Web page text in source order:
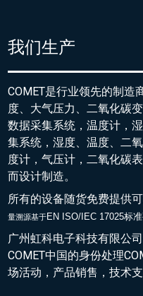
我们生产
COMET是行业领先的制造
度、大气压力、二氧化碳
数据采集系统，温度计，
集系统，湿度、温度、二
度计，气压计，二氧化碳
而设计制造。
所有的设备随货免费提供
量溯源基于EN ISO/IEC 17025标准
广州虹科电子科技有限公
COMET中国的身份处理
场活动，产品销售，技术